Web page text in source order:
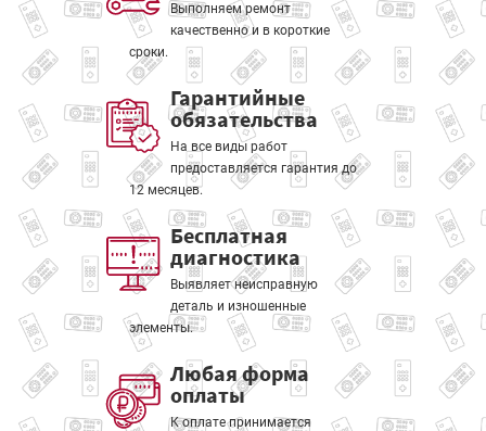
Выполняем ремонт
качественно и в короткие
сроки.
Гарантийные
обязательства
На все виды работ
предоставляется гарантия до
12 месяцев.
Бесплатная
диагностика
Выявляет неисправную
деталь и изношенные
элементы.
Любая форма
оплаты
К оплате принимается